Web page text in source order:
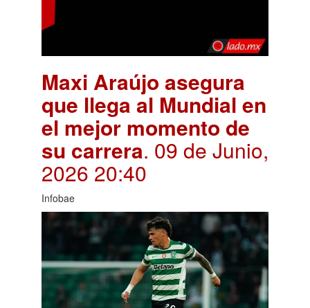
Maxi Araújo asegura
que llega al Mundial en
el mejor momento de
su carrera. 09 de Junio,
2026 20:40
Infobae